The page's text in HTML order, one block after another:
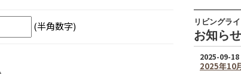
(半角数字) リビングラ
お知らせ